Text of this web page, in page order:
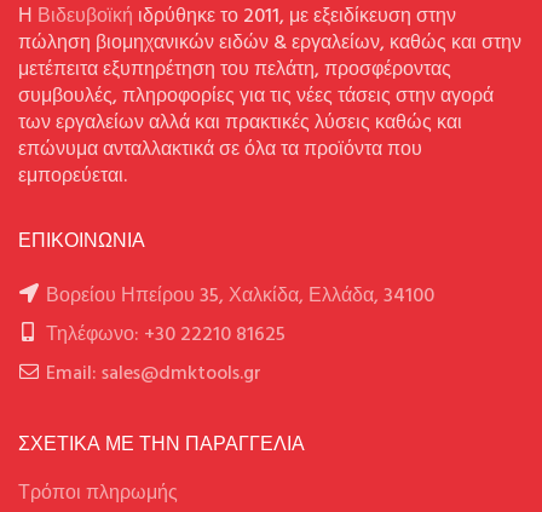
Η Βιδευβοϊκή ιδρύθηκε το 2011, με εξειδίκευση στην
πώληση βιομηχανικών ειδών & εργαλείων, καθώς και στην
μετέπειτα εξυπηρέτηση του πελάτη, προσφέροντας
συμβουλές, πληροφορίες για τις νέες τάσεις στην αγορά
των εργαλείων αλλά και πρακτικές λύσεις καθώς και
επώνυμα ανταλλακτικά σε όλα τα προϊόντα που
εμπορεύεται.
ΕΠΙΚΟΙΝΩΝΙΑ
Βορείου Ηπείρου 35, Χαλκίδα, Ελλάδα, 34100
Τηλέφωνο: +30 22210 81625
Email: sales@dmktools.gr
ΣΧΕΤΙΚΑ ΜΕ ΤΗΝ ΠΑΡΑΓΓΕΛΙΑ
Τρόποι πληρωμής